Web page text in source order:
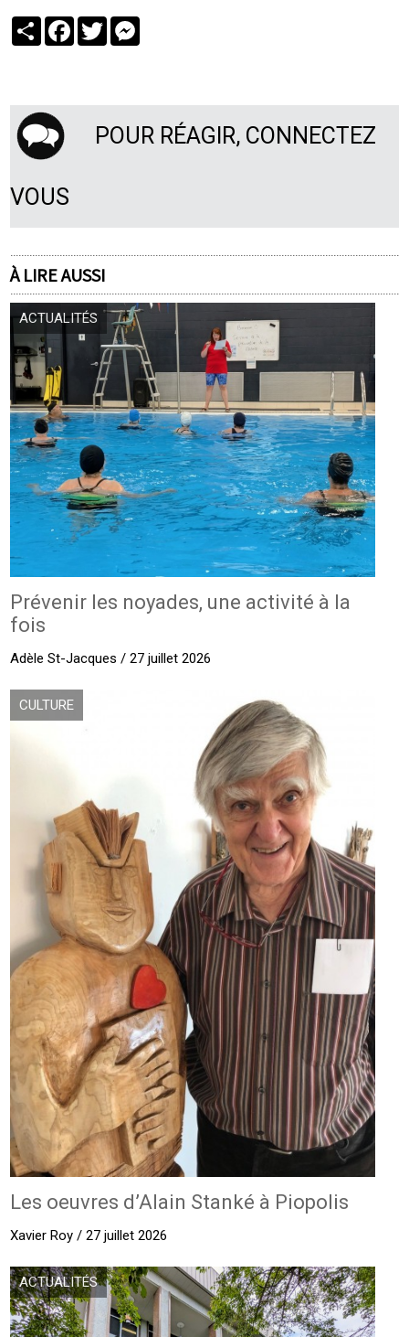
PartagerFacebook
Twitter
POUR RÉAGIR, CONNECTEZ
VOUS
À LIRE AUSSI
ACTUALITÉS
Prévenir les noyades, une activité à la
fois
Adèle St-Jacques / 27 juillet 2026
CULTURE
Les oeuvres d’Alain Stanké à Piopolis
Xavier Roy / 27 juillet 2026
ACTUALITÉS